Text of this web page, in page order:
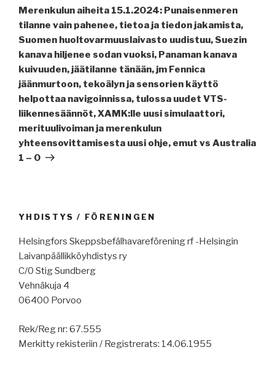
artikkeli
Merenkulun aiheita 15.1.2024: Punaisenmeren
tilanne vain pahenee, tietoa ja tiedon jakamista,
Suomen huoltovarmuuslaivasto uudistuu, Suezin
kanava hiljenee sodan vuoksi, Panaman kanava
kuivuuden, jäätilanne tänään, jm Fennica
jäänmurtoon, tekoälyn ja sensorien käyttö
helpottaa navigoinnissa, tulossa uudet VTS-
liikennesäännöt, XAMK:lle uusi simulaattori,
merituulivoiman ja merenkulun
yhteensovittamisesta uusi ohje, emut vs Australia
1 – 0
YHDISTYS / FÖRENINGEN
Helsingfors Skeppsbefälhavareförening rf -Helsingin
Laivanpäällikköyhdistys ry
C/0 Stig Sundberg
Vehnäkuja 4
06400 Porvoo
Rek/Reg nr: 67.555
Merkitty rekisteriin / Registrerats: 14.06.1955